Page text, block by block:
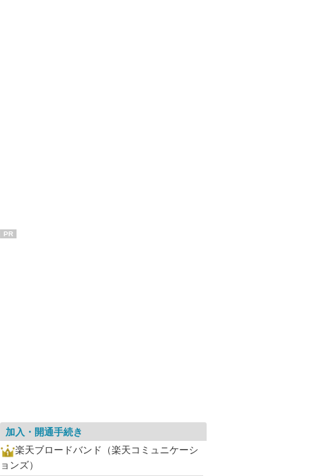
PR
加入・開通手続き
楽天ブロードバンド（楽天コミュニケーシ
ョンズ）